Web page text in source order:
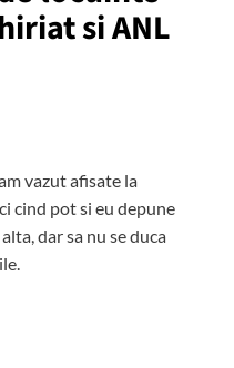
si ANL
vazut afisate la
cind pot si eu depune
dar sa nu se duca